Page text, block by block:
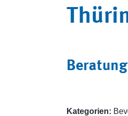
Kategorien: